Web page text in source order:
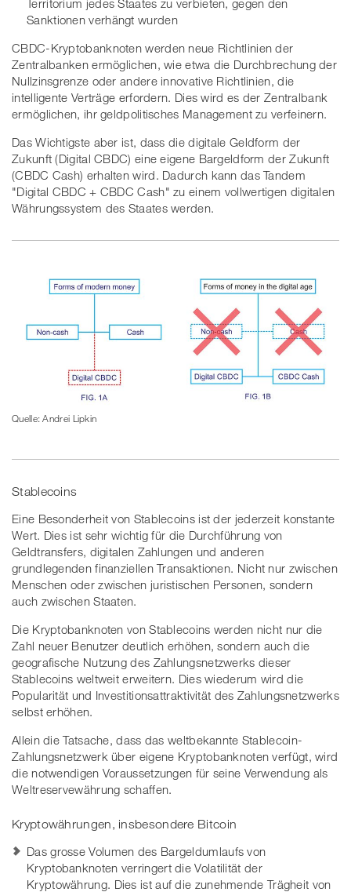
Territorium jedes Staates zu verbieten, gegen den
Sanktionen verhängt wurden
CBDC-Kryptobanknoten werden neue Richtlinien der
Zentralbanken ermöglichen, wie etwa die Durchbrechung der
Nullzinsgrenze oder andere innovative Richtlinien, die
intelligente Verträge erfordern. Dies wird es der Zentralbank
ermöglichen, ihr geldpolitisches Management zu verfeinern.
Das Wichtigste aber ist, dass die digitale Geldform der
Zukunft (Digital CBDC) eine eigene Bargeldform der Zukunft
(CBDC Cash) erhalten wird. Dadurch kann das Tandem
"Digital CBDC + CBDC Cash" zu einem vollwertigen digitalen
Währungssystem des Staates werden.
Quelle: Andrei Lipkin
Stablecoins
Eine Besonderheit von Stablecoins ist der jederzeit konstante
Wert. Dies ist sehr wichtig für die Durchführung von
Geldtransfers, digitalen Zahlungen und anderen
grundlegenden finanziellen Transaktionen. Nicht nur zwischen
Menschen oder zwischen juristischen Personen, sondern
auch zwischen Staaten.
Die Kryptobanknoten von Stablecoins werden nicht nur die
Zahl neuer Benutzer deutlich erhöhen, sondern auch die
geografische Nutzung des Zahlungsnetzwerks dieser
Stablecoins weltweit erweitern. Dies wiederum wird die
Popularität und Investitionsattraktivität des Zahlungsnetzwerks
selbst erhöhen.
Allein die Tatsache, dass das weltbekannte Stablecoin-
Zahlungsnetzwerk über eigene Kryptobanknoten verfügt, wird
die notwendigen Voraussetzungen für seine Verwendung als
Weltreservewährung schaffen.
Kryptowährungen, insbesondere Bitcoin
Das grosse Volumen des Bargeldumlaufs von
Kryptobanknoten verringert die Volatilität der
Kryptowährung. Dies ist auf die zunehmende Trägheit von